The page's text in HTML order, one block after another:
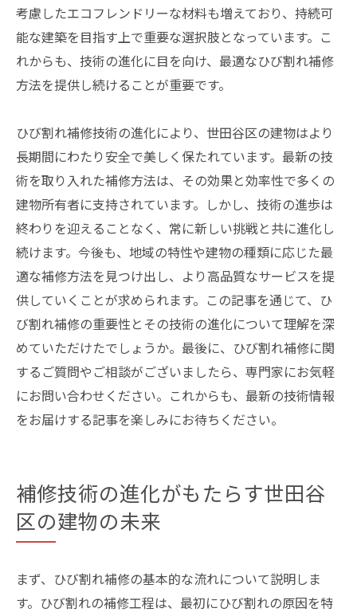
考慮したエコフレンドリーな材料も増えており、持続可
能な建築を目指す上で重要な選択肢となっています。こ
れからも、技術の進化に目を向け、最適なひび割れ補修
方法を提供し続けることが重要です。
ひび割れ補修技術の進化により、世田谷区の建物はより
長期間にわたり安全で美しく保たれています。最新の技
術を取り入れた補修方法は、その効果と効率性で多くの
建物所有者に支持されています。しかし、技術の進歩は
終わりを迎えることなく、常に新しい挑戦と共に進化し
続けます。今後も、地域の特性や建物の種類に応じた最
適な補修方法を見つけ出し、より高品質なサービスを提
供していくことが求められます。この記事を通じて、ひ
び割れ補修の重要性とその技術の進化について理解を深
めていただけたでしょうか。最後に、ひび割れ補修に関
するご質問やご相談がございましたら、専門家にお気軽
にお問い合わせください。これからも、最新の技術情報
をお届けする記事を楽しみにお待ちください。
補修技術の進化がもたらす世田谷
区の建物の未来
まず、ひび割れ補修の基本的な流れについて説明しま
す。ひび割れの補修工程は、最初にひび割れの原因を特